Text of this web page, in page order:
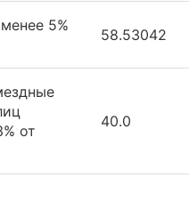
5%
58.53042
от
40.0